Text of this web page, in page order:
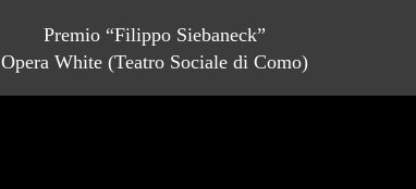
Premio “Filippo Siebaneck”
Opera White (Teatro Sociale di Como)